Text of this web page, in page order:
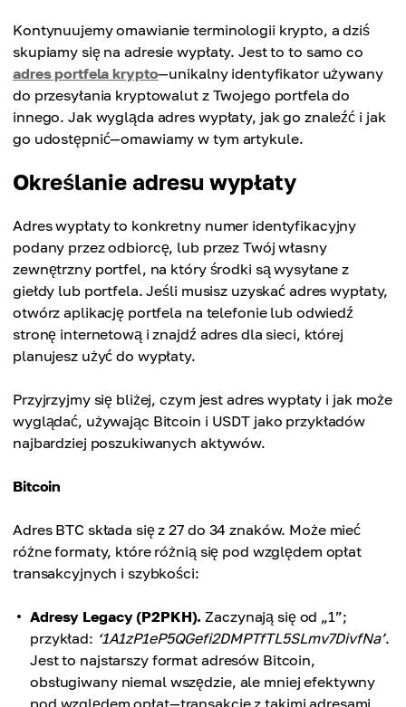
Kontynuujemy omawianie terminologii krypto, a dziś
skupiamy się na adresie wypłaty. Jest to to samo co
adres portfela krypto—unikalny identyfikator używany
do przesyłania kryptowalut z Twojego portfela do
innego. Jak wygląda adres wypłaty, jak go znaleźć i jak
go udostępnić—omawiamy w tym artykule.
Określanie adresu wypłaty
Adres wypłaty to konkretny numer identyfikacyjny
podany przez odbiorcę, lub przez Twój własny
zewnętrzny portfel, na który środki są wysyłane z
giełdy lub portfela. Jeśli musisz uzyskać adres wypłaty,
otwórz aplikację portfela na telefonie lub odwiedź
stronę internetową i znajdź adres dla sieci, której
planujesz użyć do wypłaty.
Przyjrzyjmy się bliżej, czym jest adres wypłaty i jak może
wyglądać, używając Bitcoin i USDT jako przykładów
najbardziej poszukiwanych aktywów.
Bitcoin
Adres BTC składa się z 27 do 34 znaków. Może mieć
różne formaty, które różnią się pod względem opłat
transakcyjnych i szybkości:
Adresy Legacy (P2PKH). Zaczynają się od „1”;
przykład: ‘1A1zP1eP5QGefi2DMPTfTL5SLmv7DivfNa’.
Jest to najstarszy format adresów Bitcoin,
obsługiwany niemal wszędzie, ale mniej efektywny
pod względem opłat—transakcje z takimi adresami